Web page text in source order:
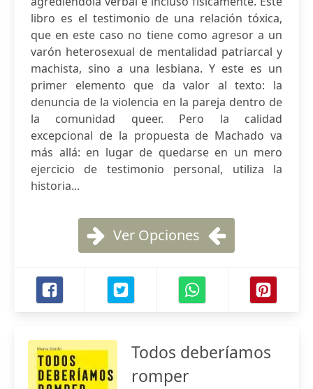
libro es el testimonio de una relación tóxica,
que en este caso no tiene como agresor a un
varón heterosexual de mentalidad patriarcal y
machista, sino a una lesbiana. Y este es un
primer elemento que da valor al texto: la
denuncia de la violencia en la pareja dentro de
la comunidad queer. Pero la calidad
excepcional de la propuesta de Machado va
más allá: en lugar de quedarse en un mero
ejercicio de testimonio personal, utiliza la
historia...
Ver Opciones
Todos deberíamos
romper